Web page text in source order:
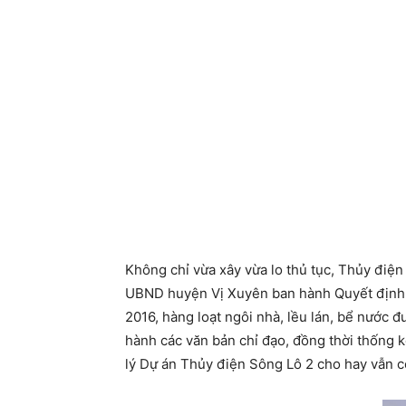
Không chỉ vừa xây vừa lo thủ tục, Thủy
UBND huyện Vị Xuyên ban hành Quyết
2016, hàng loạt ngôi nhà, lều lán, bể nước
hành các văn bản chỉ đạo, đồng thời thống
lý Dự án Thủy điện Sông Lô 2 cho hay vẫn